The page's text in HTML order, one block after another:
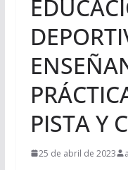
PISTA Y
25 de abril de 2023